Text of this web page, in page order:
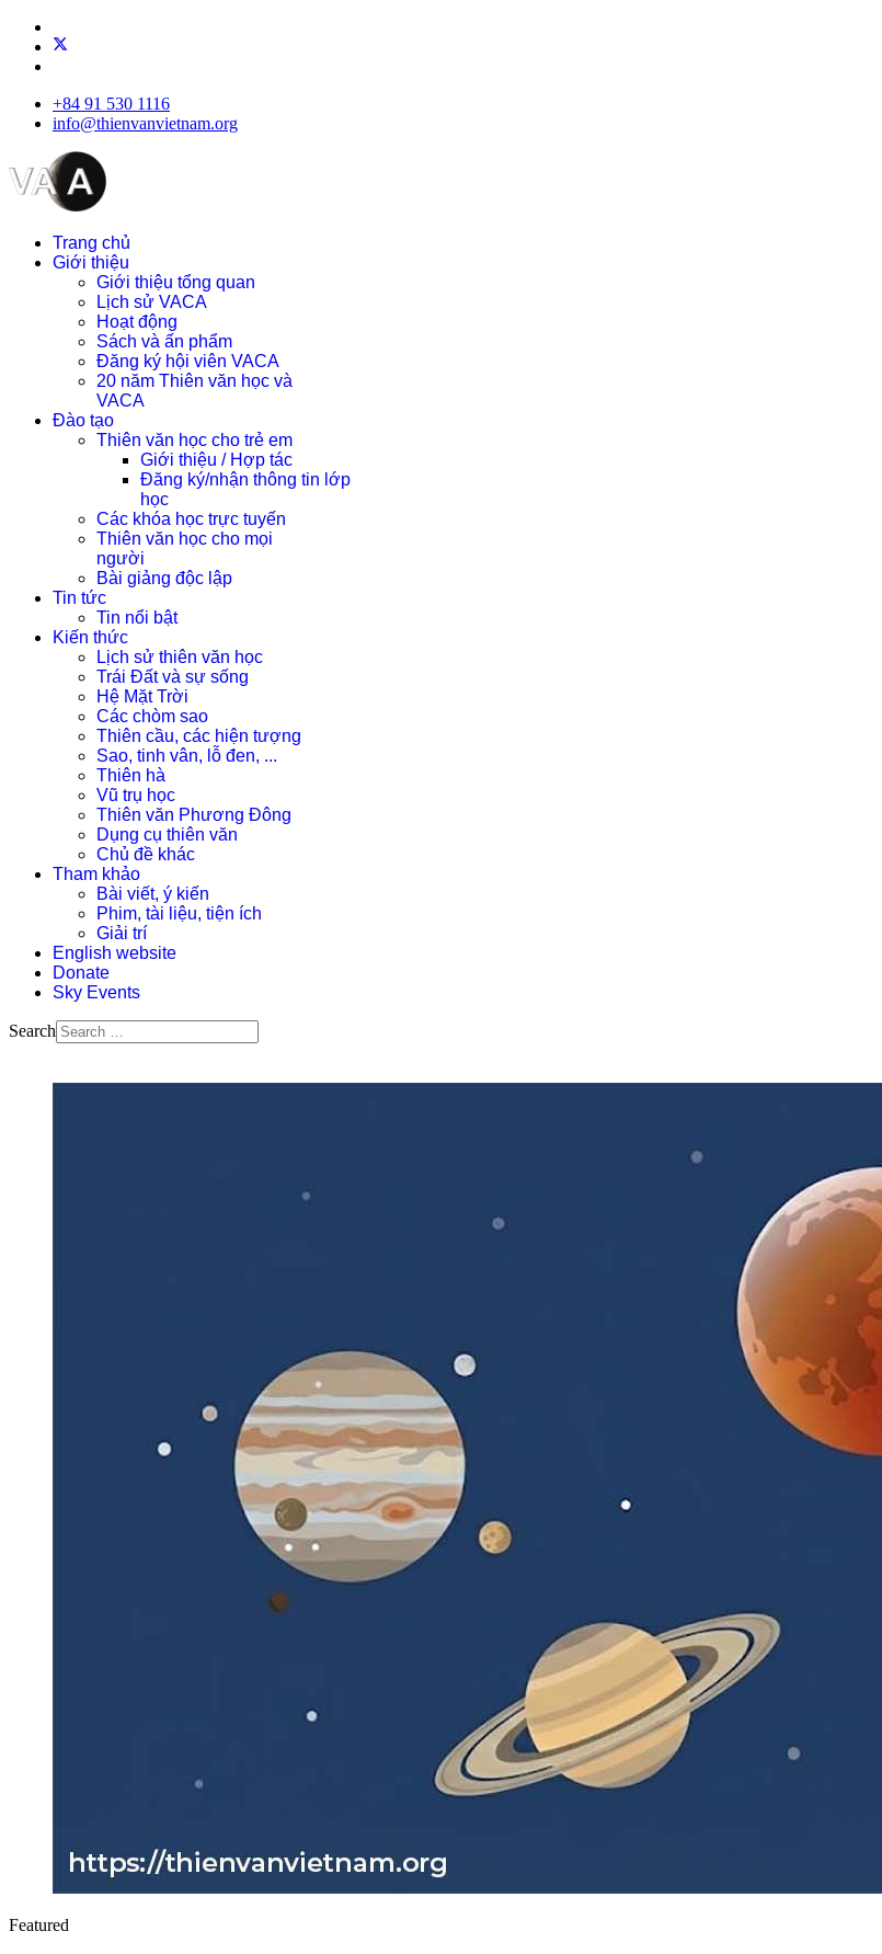
+84 91 530 1116
info@thienvanvietnam.org
Trang chủ
Giới thiệu
Giới thiệu tổng quan
Lịch sử VACA
Hoạt động
Sách và ấn phẩm
Đăng ký hội viên VACA
20 năm Thiên văn học và
VACA
Đào tạo
Thiên văn học cho trẻ em
Giới thiệu / Hợp tác
Đăng ký/nhận thông tin lớp
học
Các khóa học trực tuyến
Thiên văn học cho mọi
người
Bài giảng độc lập
Tin tức
Tin nổi bật
Kiến thức
Lịch sử thiên văn học
Trái Đất và sự sống
Hệ Mặt Trời
Các chòm sao
Thiên cầu, các hiện tượng
Sao, tinh vân, lỗ đen, ...
Thiên hà
Vũ trụ học
Thiên văn Phương Đông
Dụng cụ thiên văn
Chủ đề khác
Tham khảo
Bài viết, ý kiến
Phim, tài liệu, tiện ích
Giải trí
English website
Donate
Sky Events
Search
Featured